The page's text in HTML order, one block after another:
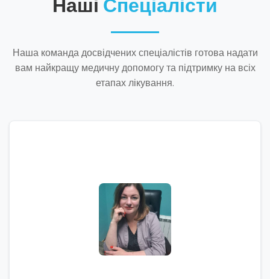
Наші Спеціалісти
Наша команда досвідчених спеціалістів готова надати
вам найкращу медичну допомогу та підтримку на всіх
етапах лікування.